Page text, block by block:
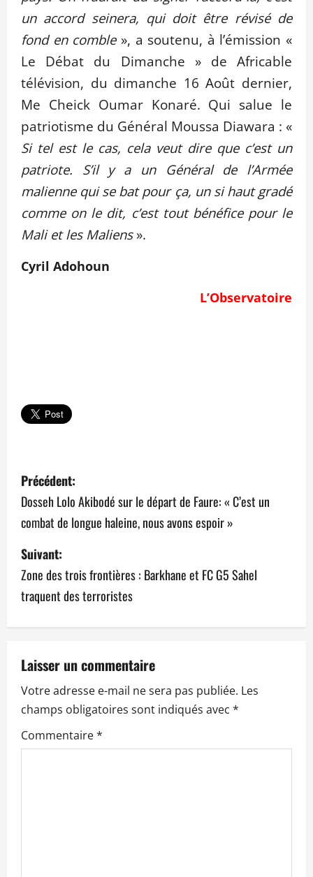
un accord seinera, qui doit être révisé de
fond en comble», a soutenu, à l’émission «
Le Débat du Dimanche » de Africable
télévision, du dimanche 16 Août dernier,
Me Cheick Oumar Konaré. Qui salue le
patriotisme du Général Moussa Diawara : «
Si tel est le cas, cela veut dire que c’est un
patriote. S’il y a un Général de l’Armée
malienne qui se bat pour ça, un si haut gradé
comme on le dit, c’est tout bénéfice pour le
Mali et les Maliens».
Cyril Adohoun
L’Observatoire
N
a
v
i
g
a
i
o
n
Précédent:
Dosseh Lolo Akibodé sur le départ de Faure: « C’est un
combat de longue haleine, nous avons espoir »
Suivant:
Zone des trois frontières : Barkhane et FC G5 Sahel
traquent des terroristes
Laisser un commentaire
Votre adresse e-mail ne sera pas publiée. Les
champs obligatoires sont indiqués avec *
Commentaire*